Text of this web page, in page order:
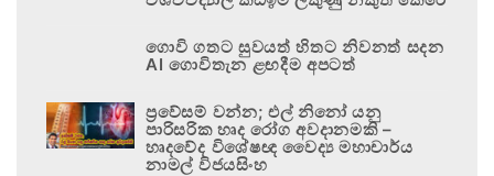
ගොවි ගතට සුවයත් හිතට නිවනත් සදන
AI ගොවිතැන ළඟදීම අපටත්
ප්‍රවේසම් වන්න; එල් නිනෝ යනු
පාරිසරික හෘද රෝග අවදානමකි –
හෘදවේද විශේෂඥ වෛද්‍ය මහාචාර්ය
නාමල් විජයසිංහ